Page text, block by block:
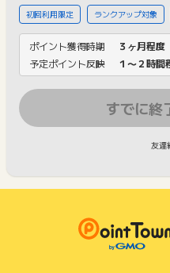
初回利用限定 ランクアップ対象
ポイント獲得時期
３ヶ月程度
予定ポイント反映
１〜２時間
すでに終
友達